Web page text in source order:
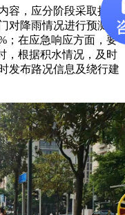
容，应分阶段采取措
对降雨情况进行预测，
；在应急响应方面，要
，根据积水情况，及时
发布路况信息及绕行建